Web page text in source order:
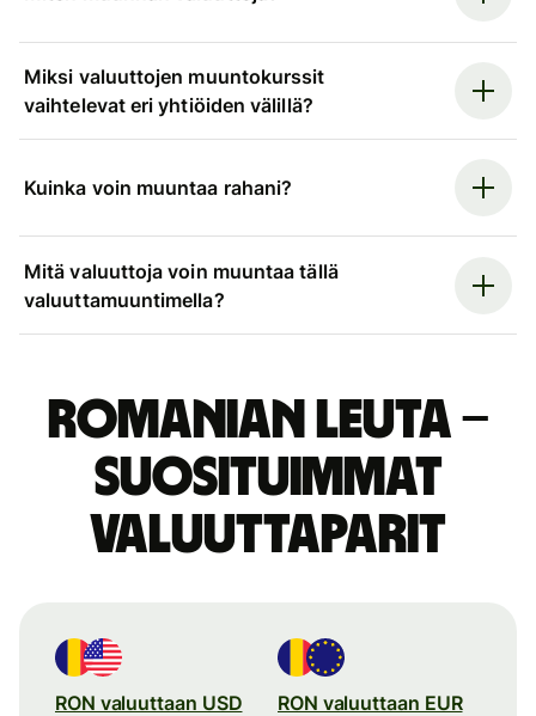
Miksi valuuttojen muuntokurssit
vaihtelevat eri yhtiöiden välillä?
Kuinka voin muuntaa rahani?
Mitä valuuttoja voin muuntaa tällä
valuuttamuuntimella?
Romanian leuta –
suosituimmat
valuuttaparit
RON valuuttaan USD RON valuuttaan EUR